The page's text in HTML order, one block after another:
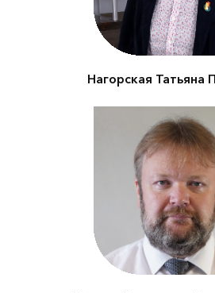
Нагорская Татьяна
Первый
председателя
по
охране
среды и
безопасности